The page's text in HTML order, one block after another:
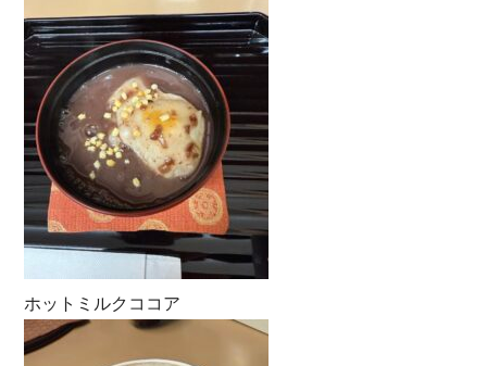
ホットミルクココア